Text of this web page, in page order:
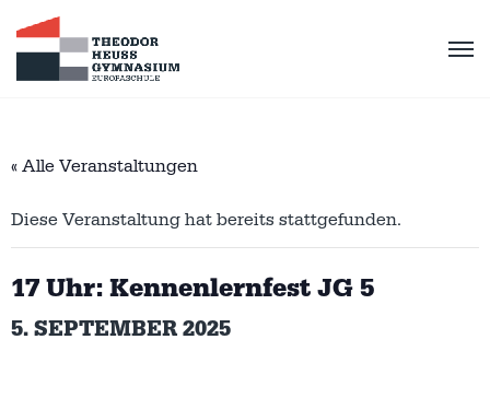
« Alle Veranstaltungen
Diese Veranstaltung hat bereits stattgefunden.
17 Uhr: Kennenlernfest JG 5
5. SEPTEMBER 2025